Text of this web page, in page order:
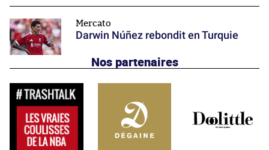
Mercato
Darwin Núñez rebondit en Turquie
Nos partenaires